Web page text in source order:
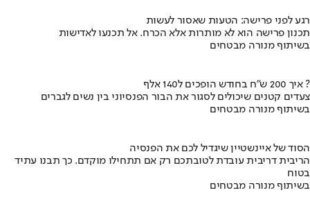
רגע לפני פרישה: הטעות שאסור לעשות
תכנון פרישה הוא לא מותרות אלא הכרח. אל תכנעו לאדישות
בשיתוף מנורה מבטחים
איך 200 ש"ח בחודש הופכים ל140 אלף ?
צעדים קטנים שיכולים לסגור את הבור הפנסיוני בין נשים לגברים
בשיתוף מנורה מבטחים
הסוד של איינשטיין שיגדיל לכם את הפנסיה
הריבית דריבית עובדת לטובתכם רק אם תתחילו מוקדם. כך תבנו עתיד
בטוח
בשיתוף מנורה מבטחים